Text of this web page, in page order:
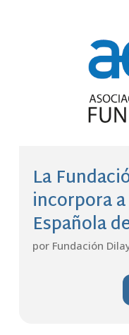
La
incorpora
Española
por Fundación